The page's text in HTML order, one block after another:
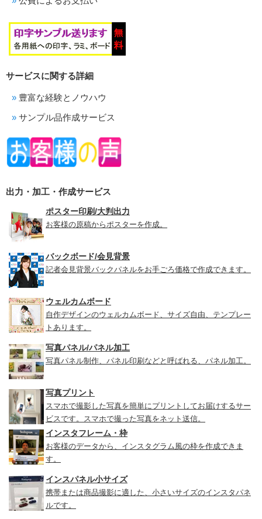
サービスに関する詳細
豊富な経験とノウハウ
サンプル品作成サービス
出力・加工・作成サービス
ポスター印刷/大判出力
お客様の原稿からポスターを作成。
バックボード/会見背景
記者会見背景バックパネルをお手ごろ価格で作成できます。
ウェルカムボード
自作デザインのウェルカムボード、サイズ自由、テンプレー
トあります。
写真パネル/パネル加工
写真パネル制作、パネル印刷などと呼ばれる、パネル加工。
写真プリント
スマホで撮影した写真を簡単にプリントしてお届けするサー
ビスです。スマホで撮った写真をネット送信。
インスタフレーム・枠
お客様のデータから、インスタグラム風の枠を作成できま
す。
インスパネル小サイズ
携帯または商品撮影に適した、小さいサイズのインスタパネ
ルです。